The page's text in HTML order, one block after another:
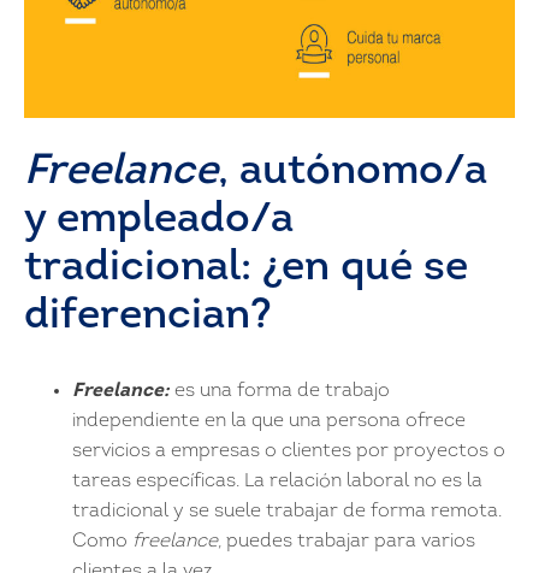
Freelance, autónomo/a
y empleado/a
tradicional: ¿en qué se
diferencian?
Freelance: es una forma de trabajo
independiente en la que una persona ofrece
servicios a empresas o clientes por proyectos o
tareas específicas. La relación laboral no es la
tradicional y se suele trabajar de forma remota.
Como freelance, puedes trabajar para varios